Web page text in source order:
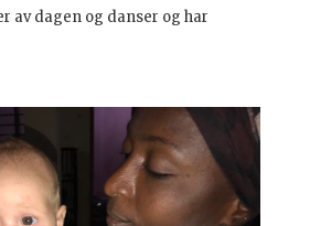
av dagen og danser og har